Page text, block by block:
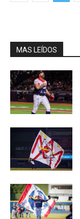
MAS LEÍDOS